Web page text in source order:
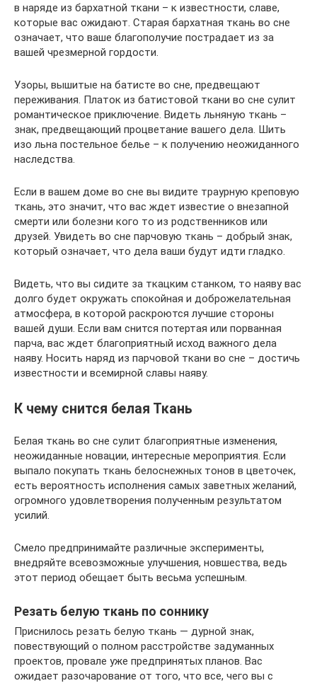
в наряде из бархатной ткани – к известности, славе,
которые вас ожидают. Старая бархатная ткань во сне
означает, что ваше благополучие пострадает из за
вашей чрезмерной гордости.
Узоры, вышитые на батисте во сне, предвещают
переживания. Платок из батистовой ткани во сне сулит
романтическое приключение. Видеть льняную ткань –
знак, предвещающий процветание вашего дела. Шить
изо льна постельное белье – к получению неожиданного
наследства.
Если в вашем доме во сне вы видите траурную креповую
ткань, это значит, что вас ждет известие о внезапной
смерти или болезни кого то из родственников или
друзей. Увидеть во сне парчовую ткань – добрый знак,
который означает, что дела ваши будут идти гладко.
Видеть, что вы сидите за ткацким станком, то наяву вас
долго будет окружать спокойная и доброжелательная
атмосфера, в которой раскроются лучшие стороны
вашей души. Если вам снится потертая или порванная
парча, вас ждет благоприятный исход важного дела
наяву. Носить наряд из парчовой ткани во сне – достичь
известности и всемирной славы наяву.
К чему снится белая Ткань
Белая ткань во сне сулит благоприятные изменения,
неожиданные новации, интересные мероприятия. Если
выпало покупать ткань белоснежных тонов в цветочек,
есть вероятность исполнения самых заветных желаний,
огромного удовлетворения полученным результатом
усилий.
Смело предпринимайте различные эксперименты,
внедряйте всевозможные улучшения, новшества, ведь
этот период обещает быть весьма успешным.
Резать белую ткань по соннику
Приснилось резать белую ткань — дурной знак,
повествующий о полном расстройстве задуманных
проектов, провале уже предпринятых планов. Вас
ожидает разочарование от того, что все, чего вы с